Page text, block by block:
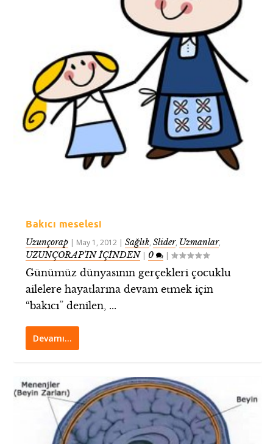
Bakıcı meselesi
Uzunçorap | May 1, 2012 |Sağlık,Slider, Uzmanlar,
UZUNÇORAP’IN İÇİNDEN| 0 |
Günümüz dünyasının gerçekleri çocuklu
ailelere hayatlarına devam etmek için
“bakıcı” denilen, ...
Devamı…